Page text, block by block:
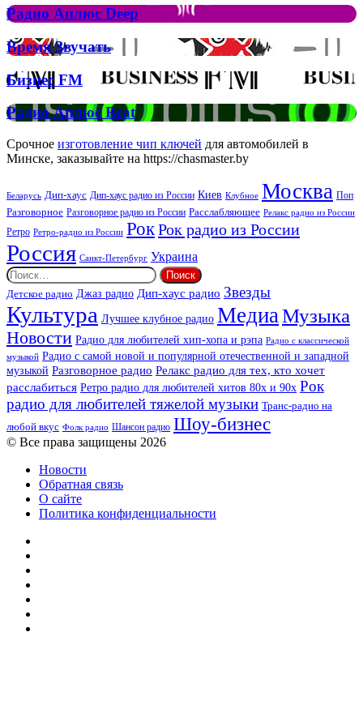
Джона
та
Брітні
Спірс
Рок
Радио
Аплюс
Deep
Радио Аплюс Deep
Время
Звучать
Время Звучать
Бизнес
Бизнес FM
Радио
Аплюс
Beat
Радио Аплюс Beat
Срочное изготовление чип ключей для автомобилей в
Минске, заказывайте на https://chasmaster.by
Беларусь Дип-хаус Дип-хаус радио из России Киев Клубное Москва Поп
Разговорное Разговорное радио из России Расслабляющее Релакс радио из России
Ретро Ретро-радио из России РокРок радио из России
Россия Санкт-Петербург Украина
Найти:
Детское радио Джаз радио Дип-хаус радио Звезды
Культура Лучшее клубное радио МедиаМузыка
Новости Радио для любителей хип-хопа и рэпа Радио с классической
музыкой Радио с самой новой и популярной отечественной и западной
музыкой Разговорное радио Релакс радио для тех, кто хочет
расслабиться Ретро радио для любителей хитов 80х и 90х Рок
радио для любителей тяжелой музыки Транс-радио на
любой вкус Фолк радио Шансон радио Шоу-бизнес
© Все права защищены 2026
Новости
Обратная связь
О сайте
Политика конфиденциальности